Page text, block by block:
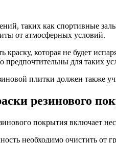
таких как спортивные
от атмосферных условий.
краску, которая не будет
предпочтительны для таких
плитки должен также
резинового
покрытия включает
необходимо очистить